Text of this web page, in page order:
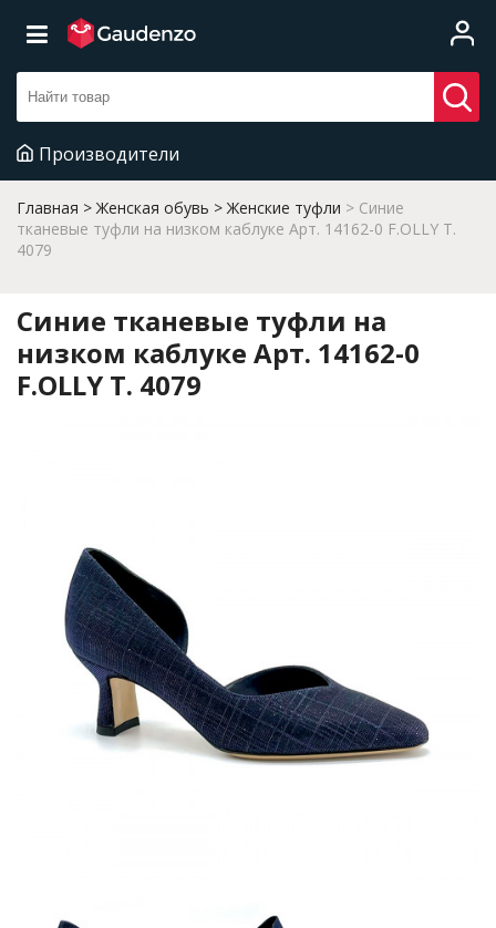
Производители
Главная Женская обувь Женские туфли
Синие
тканевые туфли на низком каблуке Арт. 14162-0 F.OLLY T.
4079
Синие тканевые туфли на
низком каблуке Арт. 14162-0
F.OLLY T. 4079